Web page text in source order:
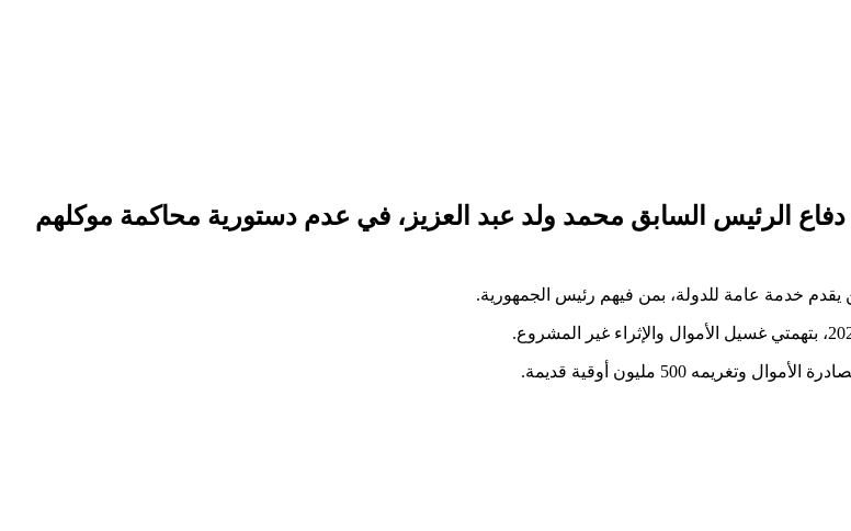
الرئيس السابق محمد ولد عبد العزيز، في عدم دستورية محاكمة موكلهم
خدمة عامة للدولة، بمن فيهم رئيس الجمهورية.
500 مليون أوقية قديمة.